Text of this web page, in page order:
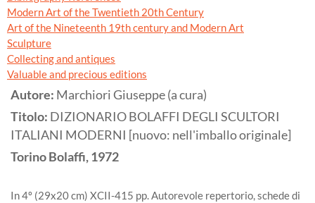
Modern Art of the Twentieth 20th Century
Art of the Nineteenth 19th century and Modern Art
Sculpture
Collecting and antiques
Valuable and precious editions
Autore: Marchiori Giuseppe (a cura)
Titolo: DIZIONARIO BOLAFFI DEGLI SCULTORI
ITALIANI MODERNI [nuovo: nell'imballo originale]
TorinoBolaffi,1972
In 4º (29x20 cm) XCII-415 pp. Autorevole repertorio, schede di